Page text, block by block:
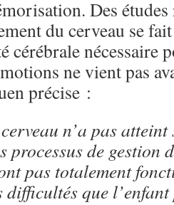
Des
du cerveau se
cérébrale nécessaire
ne vient pas
précise :
n’a pas
processus de gestion
pas totalement
difficultés que